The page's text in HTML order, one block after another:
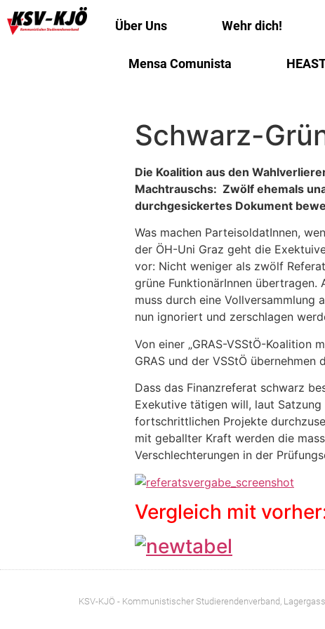
Über Uns Wehr dich!
Mensa Comunista
Schwarz-
Die Koalition aus den
Machtrauschs: Zwölf ehemals
durchgesickertes Dokument
Was machen ParteisoldatInnen,
der ÖH-Uni Graz geht die
vor: Nicht weniger als zwölf
grüne FunktionärInnen
muss durch eine Vollversammlung
nun ignoriert und zerschlagen
Von einer „GRAS-VSStÖ-Koalition
GRAS und der VSStÖ
Dass das Finanzreferat schwarz
Exekutive tätigen will, laut
fortschrittlichen Projekte
mit geballter Kraft werden die
Verschlechterungen in der
Vergleich mit
KSV-KJÖ - Kommunistischer Studierendenverband,